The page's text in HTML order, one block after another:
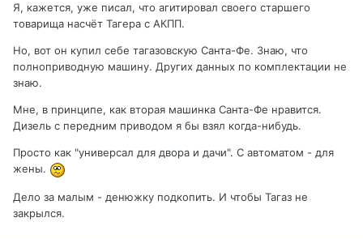
Я, кажется, уже писал, что агитировал своего старшего
товарища насчёт Тагера с АКПП.
Но, вот он купил себе тагазовскую Санта-Фе. Знаю, что
полноприводную машину. Других данных по комплектации не
знаю.
Мне, в принципе, как вторая машинка Санта-Фе нравится.
Дизель с передним приводом я бы взял когда-нибудь.
Просто как "универсал для двора и дачи". С автоматом - для
жены.
Дело за малым - денюжку подкопить. И чтобы Тагаз не
закрылся.